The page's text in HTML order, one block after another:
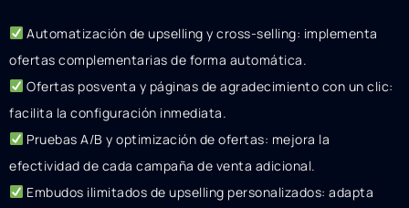
Automatización de upselling y cross-selling: implementa
ofertas complementarias de forma automática.
Ofertas posventa y páginas de agradecimiento con un clic:
facilita la configuración inmediata.
Pruebas A/B y optimización de ofertas: mejora la
efectividad de cada campaña de venta adicional.
Embudos ilimitados de upselling personalizados: adapta